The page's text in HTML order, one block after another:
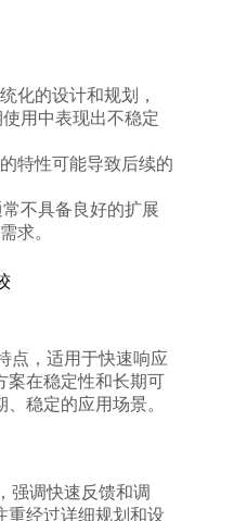
化的设计和规划，
用中表现出不稳定
特性可能导致后续的
常不具备良好的扩展
求。
点，适用于快速响应
案在稳定性和长期可
稳定的应用场景。
强调快速反馈和调
重经过详细规划和设